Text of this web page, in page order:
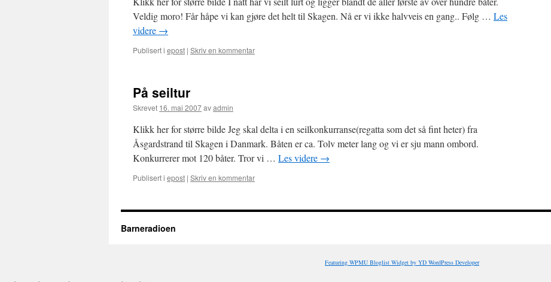
Veldig moro! Får håpe vi kan gjøre det helt til Skagen. Nå er vi ikke halvveis en gang.. Følg … Les
videre →
Publisert i epost | Skriv en kommentar
På seiltur
Skrevet 16. mai 2007avadmin
Klikk her for større bilde Jeg skal delta i en seilkonkurranse(regatta som det så fint heter) fra
Åsgardstrand til Skagen i Danmark. Båten er ca. Tolv meter lang og vi er sju mann ombord.
Konkurrerer mot 120 båter. Tror vi … Les videre →
Publisert i epost | Skriv en kommentar
Barneradioen
Featuring WPMU Bloglist Widget by YD WordPress Developer